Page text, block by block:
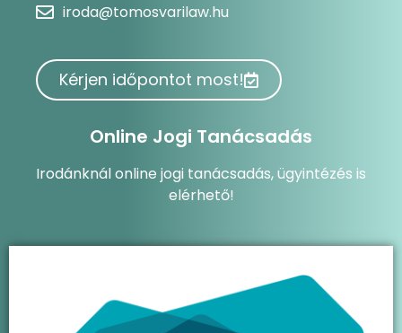
iroda@tomosvarilaw.hu
Kérjen időpontot most!
Online Jogi Tanácsadás
Irodánknál online jogi tanácsadás, ügyintézés is
elérhető!